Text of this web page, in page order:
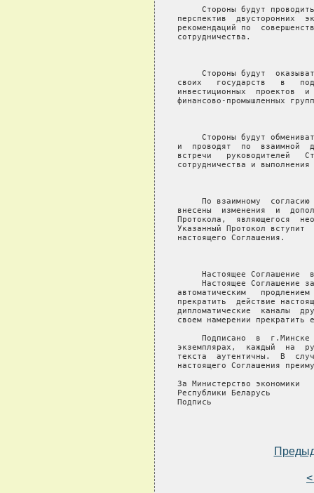
Стороны будут
перспектив  двусторонних
рекомендаций по
сотрудничества.
Стороны будут
своих   государств   в
инвестиционных  проектов
финансово-промышленных
Стороны будут
и  проводят  по  взаимной
встречи   руководителей
сотрудничества и
По взаимному
внесены  изменения  и
Протокола,  являющегося
Указанный Протокол
настоящего Соглашения.
Настоящее Соглашение
Настоящее Соглашение
автоматическим
прекратить  действие
дипломатические  каналы
своем намерении прекратить
Подписано  в
экземплярах,  каждый  на
текста  аутентичны.  В
настоящего Соглашения
За Министерство
Республики Беларусь
Подпись